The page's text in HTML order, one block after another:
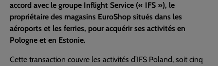
accord avec le groupe Inflight Service (« IFS »), le
propriétaire des magasins EuroShop situés dans les
aéroports et les ferries, pour acquérir ses activités en
Pologne et en Estonie.
Cette transaction couvre les activités d’IFS Poland, soit cinq